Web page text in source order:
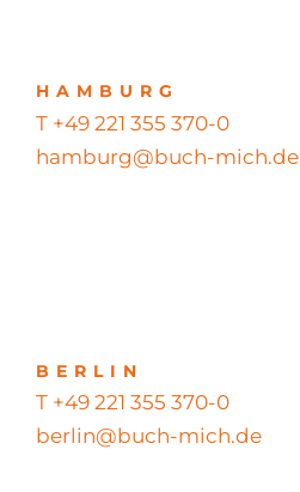
HAMBURG
T +49 221 355 370-0
hamburg@buch-mich.de
BERLIN
T +49 221 355 370-0
berlin@buch-mich.de